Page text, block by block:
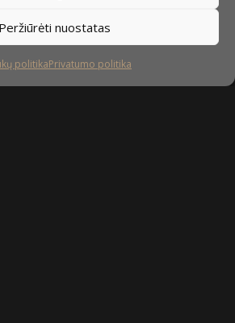
Peržiūrėti nuostatas
politikaPrivatumo politika